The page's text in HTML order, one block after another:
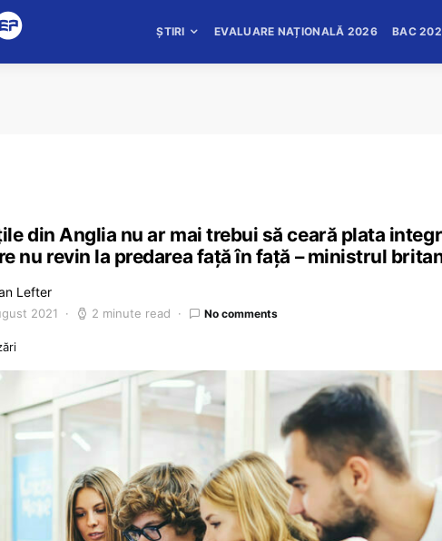
ȘTIRI EVALUARE NAȚIONALĂ 2026 BAC
din Anglia nu ar mai trebui să ceară plata
nu revin la predarea față în față – ministrul
Lefter
2021 2 minute read No comments